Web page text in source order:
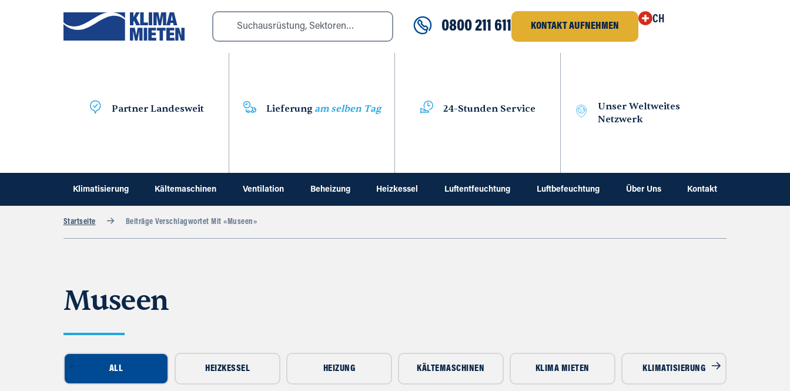
0800 211 611 KONTAKT AUFNEHMEN
CH
Partner Landesweit Lieferung am selben Tag 24-Stunden Service
Unser Weltweites
Netzwerk
Klimatisierung Kältemaschinen Ventilation Beheizung Heizkessel Luftentfeuchtung Luftbefeuchtung Über Uns Kontakt
Startseite Beiträge Verschlagwortet Mit «Museen»
Museen
ALL HEIZKESSEL HEIZUNG KÄLTEMASCHINEN KLIMA MIETEN KLIMATISIERUNG